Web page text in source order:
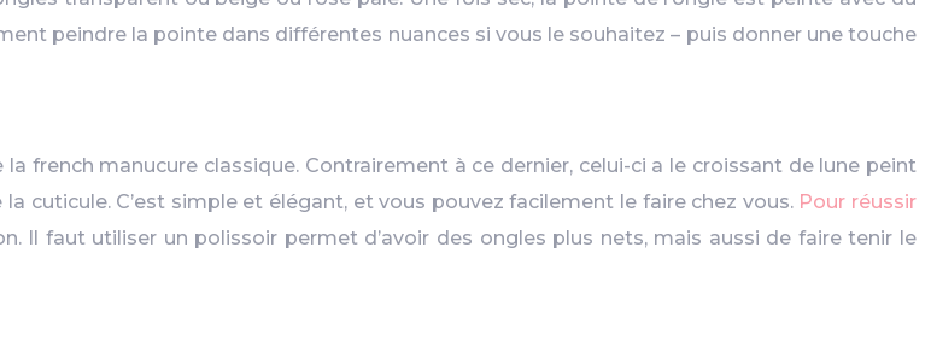
peindre la pointe dans différentes nuances si vous le souhaitez – puis donner une touche
french manucure classique. Contrairement à ce dernier, celui-ci a le croissant de lune peint
cuticule. C’est simple et élégant, et vous pouvez facilement le faire chez vous. Pour réussir
Il faut utiliser un polissoir permet d’avoir des ongles plus nets, mais aussi de faire tenir le